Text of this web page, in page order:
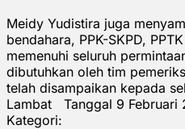
Meidy Yudistira juga
bendahara, PPK-SKPD,
memenuhi seluruh
dibutuhkan oleh tim
telah disampaikan kepada
Lambat Tanggal 9 Februari
Kategori: